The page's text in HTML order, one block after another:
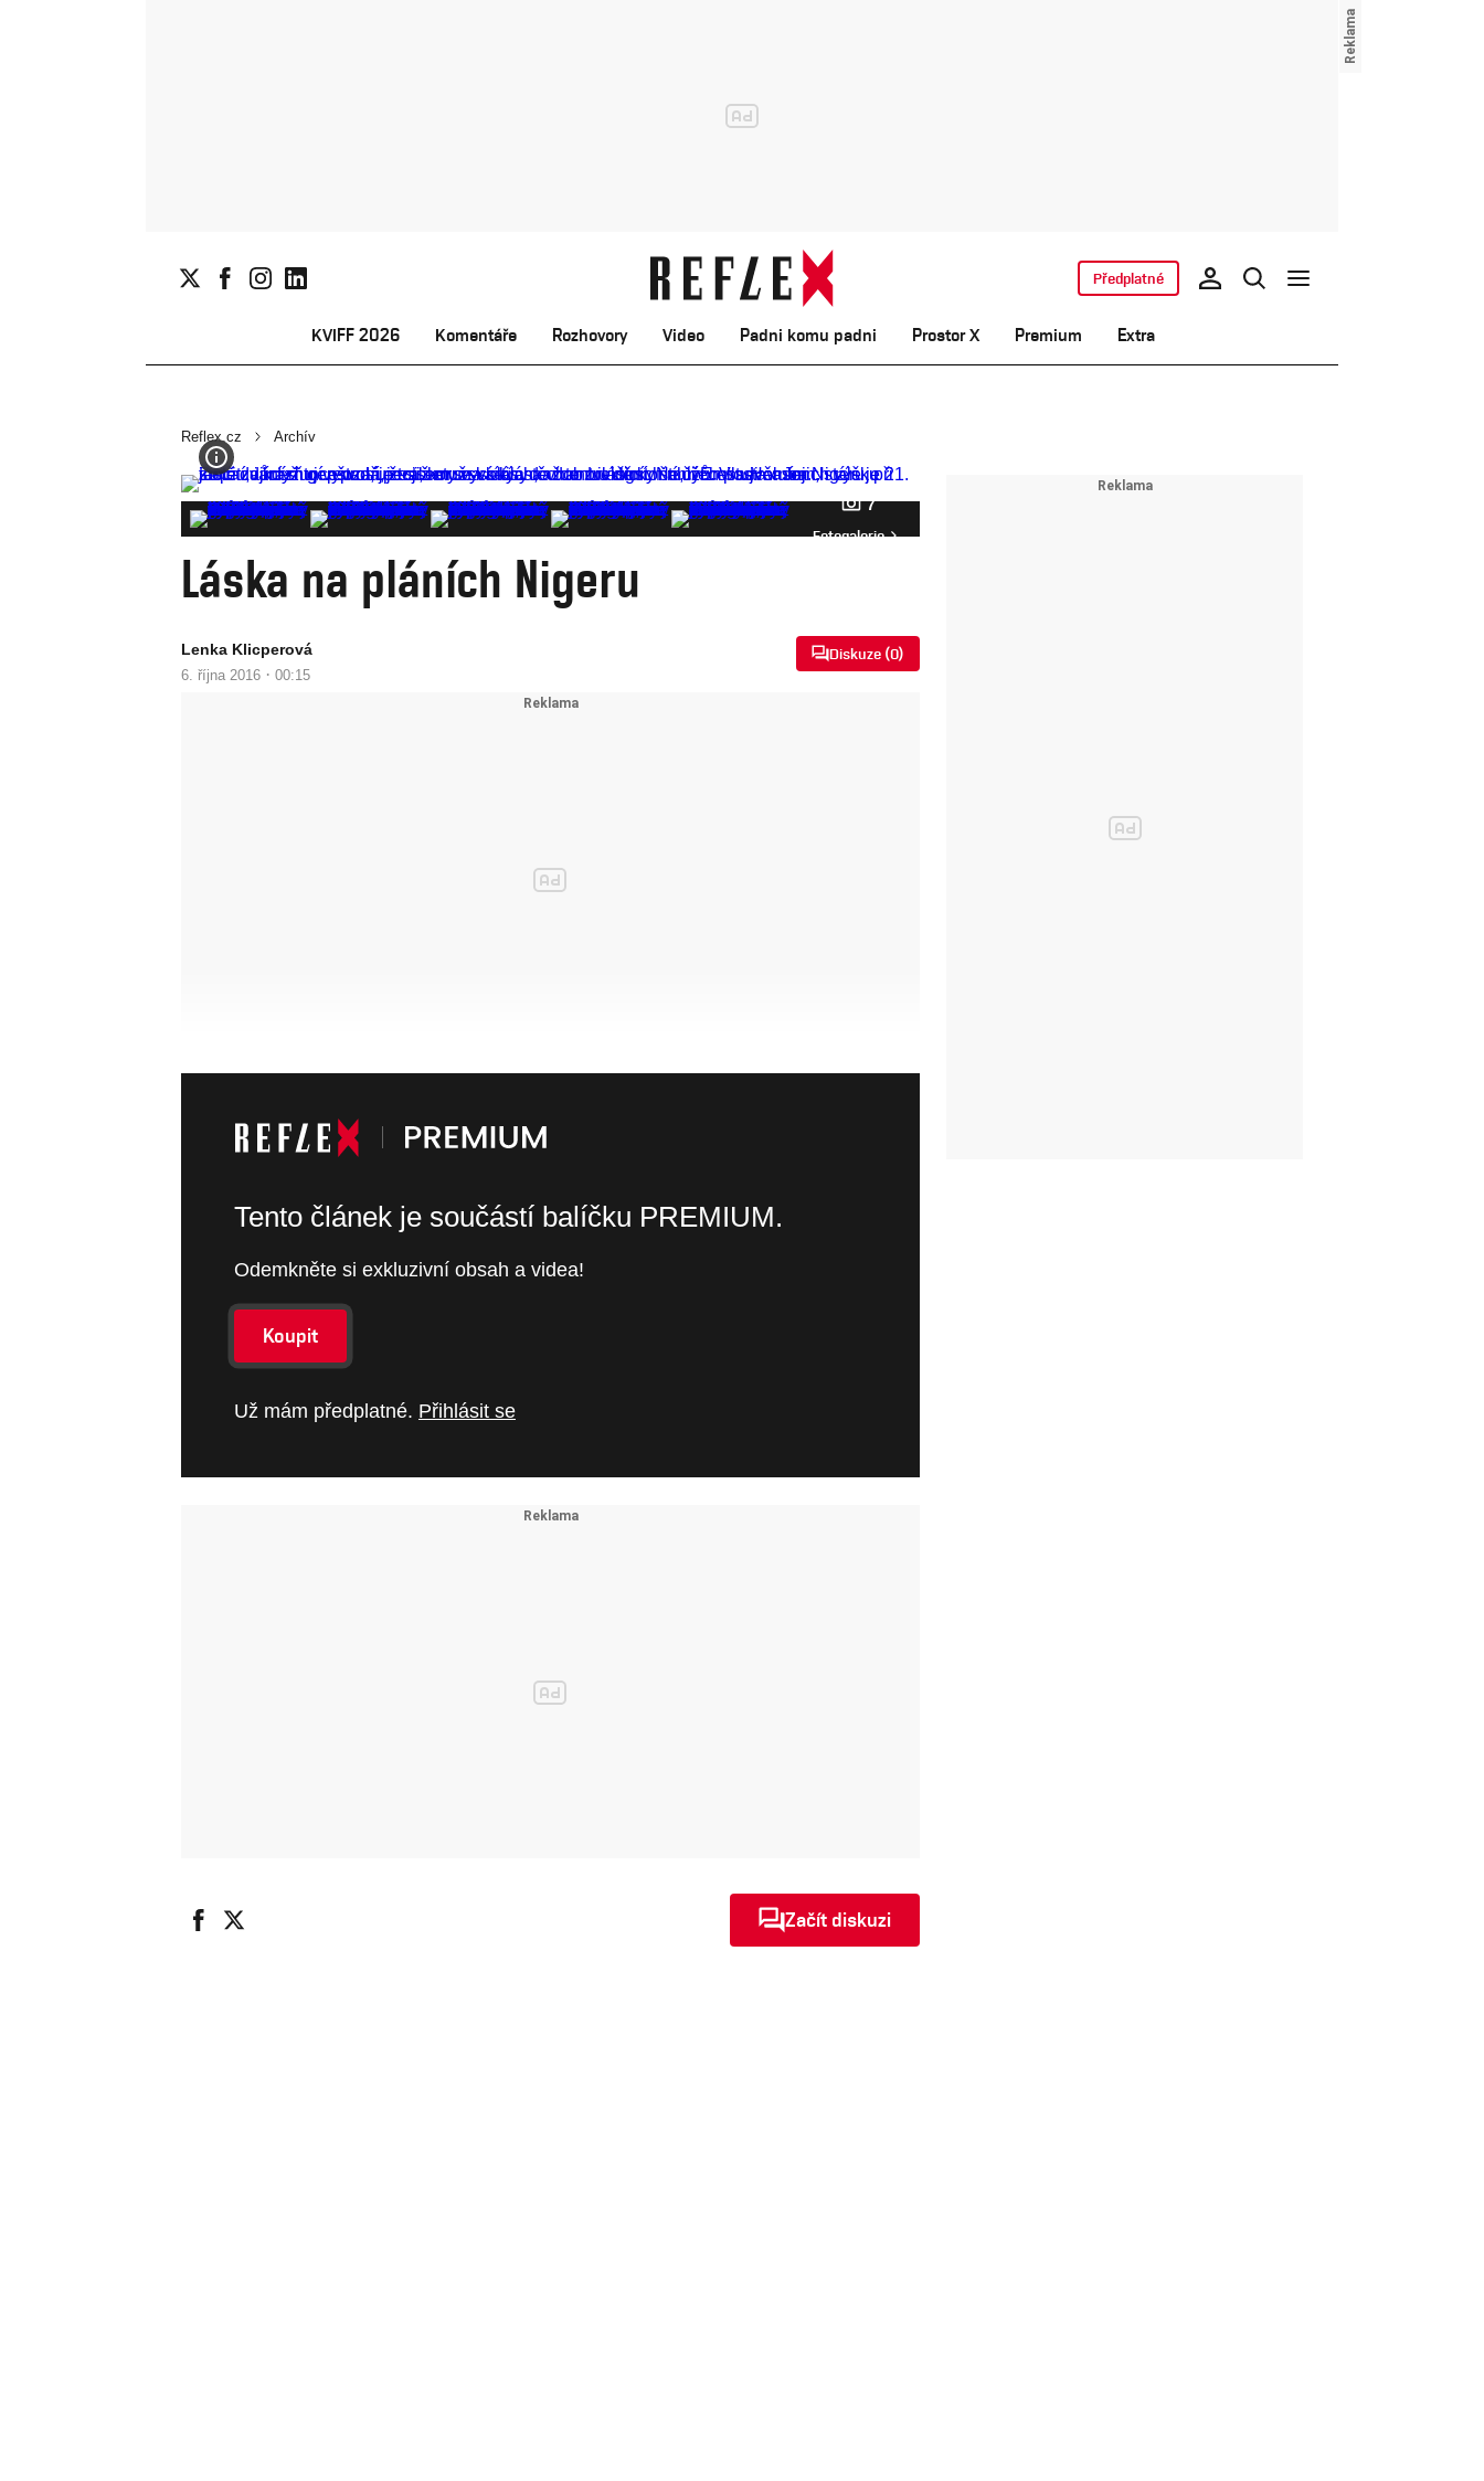
KVIFF 2026 Komentáře Rozhovory Video Padni komu padni Prostor X Premium Extra
Předplatné
Reflex.cz Archív
7
Fotogalerie
Láska na pláních Nigeru
Lenka Klicperová
6. října 2016 · 00:15
Diskuze (0)
Tento článek je součástí balíčku PREMIUM.
Odemkněte si exkluzivní obsah a videa!
Koupit
Už mám předplatné. Přihlásit se
Začít diskuzi